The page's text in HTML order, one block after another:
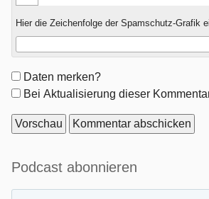
Hier die Zeichenfolge der Spamschutz-Grafik
Formular-
Optionen
Daten merken?
Bei Aktualisierung dieser
Seitenleiste
Podcast abonnieren